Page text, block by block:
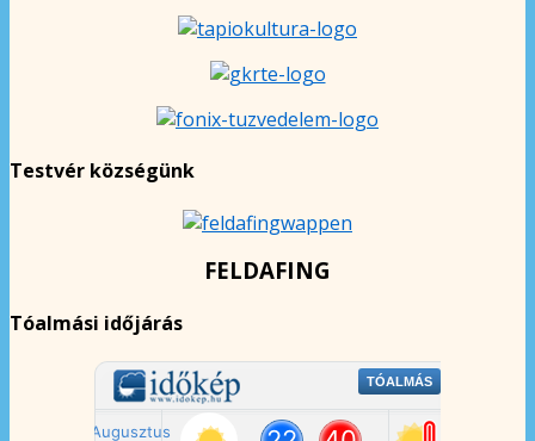
Testvér községünk
FELDAFING
Tóalmási időjárás